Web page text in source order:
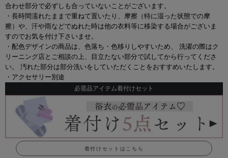
合わせ部分で必ずしも合っていないことがございます。
・長時間濡れたままで重ねて置いたり、摩擦（特に湿った状態での摩
擦）や、汗や雨などでぬれた時は他の衣料等に移染する場合がございま
すのでお気を付け下さいませ。
・配色デザインの商品は、色落ち・色移りしやすいため、 洗濯の際はク
リーニング店とご相談の上、目立たない部分で試してから行ってくださ
い。 汚れた部分は部分洗いをしていただくことをおすすめいたします。
・アクセサリー別途
必需品アイテム着付けセット
着付けセットはこちら